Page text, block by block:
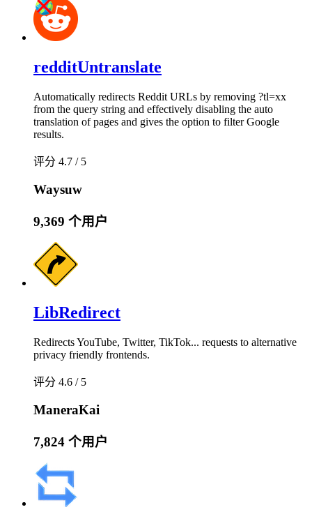
redditUntranslate
Automatically redirects Reddit URLs by removing ?tl=xx
from the query string and effectively disabling the auto
translation of pages and gives the option to filter Google
results.
评分 4.7 / 5
Waysuw
9,369 个用户
LibRedirect
Redirects YouTube, Twitter, TikTok... requests to alternative
privacy friendly frontends.
评分 4.6 / 5
ManeraKai
7,824 个用户